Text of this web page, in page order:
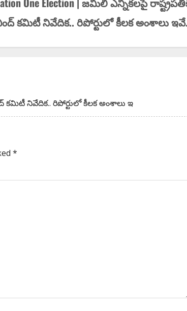
క‌మిటీ నివేదిక.. రిపోర్టులో కీలక అంశాలు
క‌మిటీ నివేదిక.. రిపోర్టులో కీలక అంశాలు ఇ
*